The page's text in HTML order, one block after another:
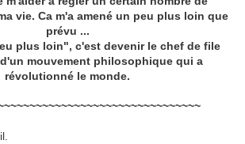
vie. Ca m'a amené un peu plus loin que
prévu ...
plus loin", c'est devenir le chef de file
mouvement philosophique qui a
révolutionné le monde.